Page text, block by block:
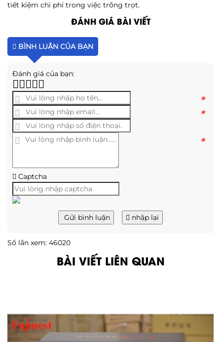
tiết kiệm chi phí trong việc trồng trọt.
ĐÁNH GIÁ BÀI VIẾT
BÌNH LUẬN CỦA BẠN
Đánh giá của bạn:
*
*
*
Captcha
Gửi bình luận nhập lại
Số lần xem: 46020
BÀI VIẾT LIÊN QUAN